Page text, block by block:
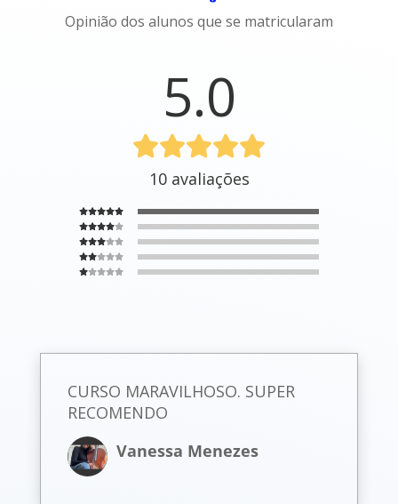
Opinião dos alunos que se matricularam
5.0
10 avaliações
CURSO MARAVILHOSO. SUPER
RECOMENDO
Vanessa Menezes